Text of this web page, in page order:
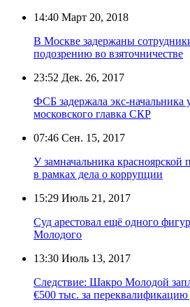
14:40 Март 20, 2018
В Москве задержаны
подозрению во взяточничестве
23:52 Дек. 26, 2017
ФСБ задержала экс-
московского главка СКР
07:46 Сен. 15, 2017
У замначальника
в рамках дела о коррупции
15:29 Июль 21, 2017
Суд арестовал ещё одного
Молодого
13:30 Июль 13, 2017
Следствие: Шакро Молодой
€500 тыс. за переквалификацию